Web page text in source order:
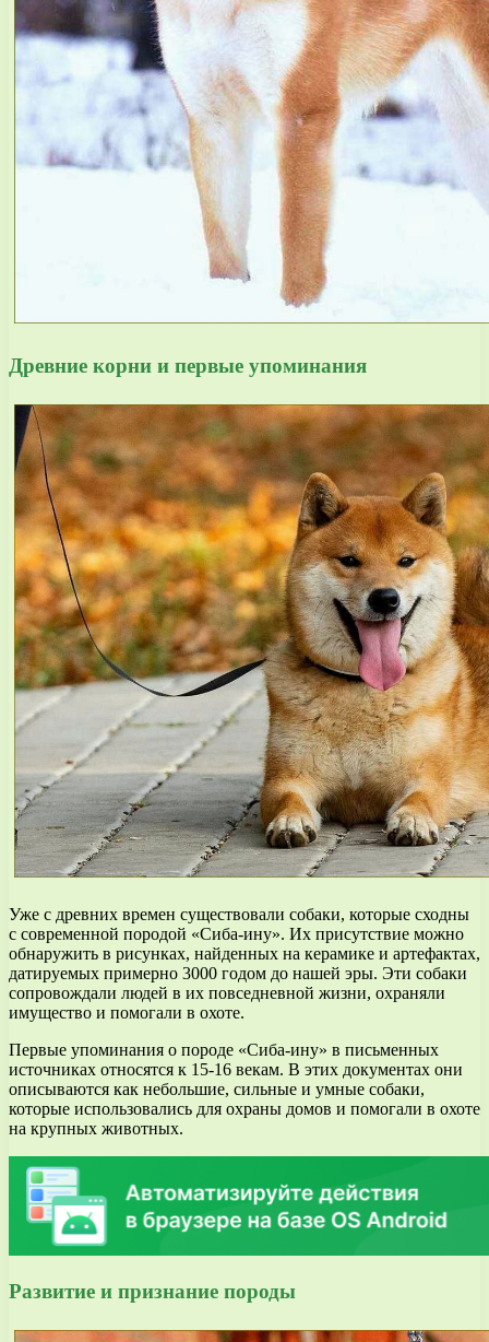
Древние корни и первые упоминания
Уже с древних времен существовали собаки, которые сходны
с современной породой «Сиба-ину». Их присутствие можно
обнаружить в рисунках, найденных на керамике и артефактах,
датируемых примерно 3000 годом до нашей эры. Эти собаки
сопровождали людей в их повседневной жизни, охраняли
имущество и помогали в охоте.
Первые упоминания о породе «Сиба-ину» в письменных
источниках относятся к 15-16 векам. В этих документах они
описываются как небольшие, сильные и умные собаки,
которые использовались для охраны домов и помогали в охоте
на крупных животных.
Развитие и признание породы